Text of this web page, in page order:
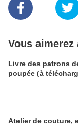
Vous aimerez
Livre des patrons
poupée (à
Atelier de couture,